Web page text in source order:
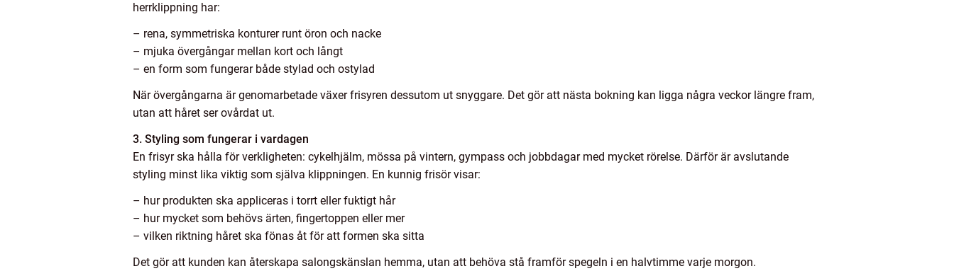
herrklippning har:
– rena, symmetriska konturer runt öron och nacke
– mjuka övergångar mellan kort och långt
– en form som fungerar både stylad och ostylad
När övergångarna är genomarbetade växer frisyren dessutom ut snyggare. Det gör att nästa bokning kan ligga några veckor längre fram,
utan att håret ser ovårdat ut.
3. Styling som fungerar i vardagen
En frisyr ska hålla för verkligheten: cykelhjälm, mössa på vintern, gympass och jobbdagar med mycket rörelse. Därför är avslutande
styling minst lika viktig som själva klippningen. En kunnig frisör visar:
– hur produkten ska appliceras i torrt eller fuktigt hår
– hur mycket som behövs ärten, fingertoppen eller mer
– vilken riktning håret ska fönas åt för att formen ska sitta
Det gör att kunden kan återskapa salongskänslan hemma, utan att behöva stå framför spegeln i en halvtimme varje morgon.